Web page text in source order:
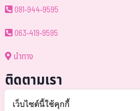
081-944-9595
063-419-9595
นำทาง
ติดตามเรา
@somchai-clinic (มี@)
เว็บไซต์นี้ใช้คุกกี้